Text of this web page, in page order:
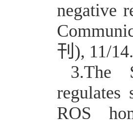
negative
刊), 11/14.
3.The
regulates
ROS